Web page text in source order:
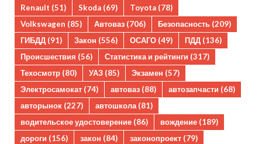
Renault (51) Skoda (69) Toyota (78)
Volkswagen (85) Автоваз (706) Безопасность (209)
ГИБДД (91) Закон (556) ОСАГО (49) ПДД (136)
Происшествия (56) Статистика и рейтинги (317)
Техосмотр (80) УАЗ (85) Экзамен (57)
Электросамокат (74) автоваз (88) автозапчасти (68)
авторынок (227) автошкола(81)
водительское удостоверение (86) вождение (189)
дороги (156) закон (84) законопроект (79)